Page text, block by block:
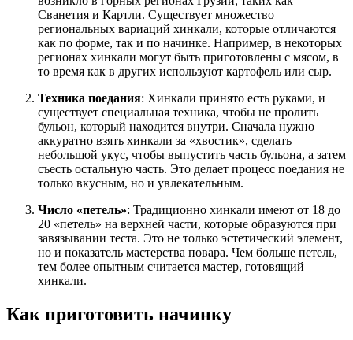
Сванетия и Картли. Существует множество
региональных вариаций хинкали, которые отличаются
как по форме, так и по начинке. Например, в некоторых
регионах хинкали могут быть приготовлены с мясом, в
то время как в других используют картофель или сыр.
Техника поедания: Хинкали принято есть руками, и
существует специальная техника, чтобы не пролить
бульон, который находится внутри. Сначала нужно
аккуратно взять хинкали за «хвостик», сделать
небольшой укус, чтобы выпустить часть бульона, а затем
съесть остальную часть. Это делает процесс поедания не
только вкусным, но и увлекательным.
Число «петель»: Традиционно хинкали имеют от 18 до
20 «петель» на верхней части, которые образуются при
завязывании теста. Это не только эстетический элемент,
но и показатель мастерства повара. Чем больше петель,
тем более опытным считается мастер, готовящий
хинкали.
Как приготовить начинку